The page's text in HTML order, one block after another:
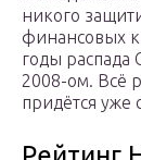
никого
финансовых
годы распада
2008-ом. Всё
придётся уже